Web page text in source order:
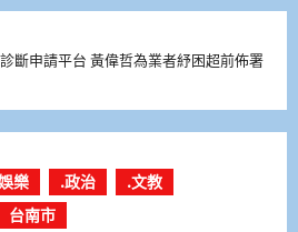
斷申請平台 黃偉哲為業者紓困超前佈署
樂 .政治
.文教
台南市